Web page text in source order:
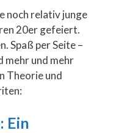
noch relativ junge
20er gefeiert.
Spaß per Seite –
mehr und mehr
Theorie und
Ein